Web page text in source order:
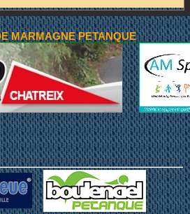
MARMAGNE PETANQUE